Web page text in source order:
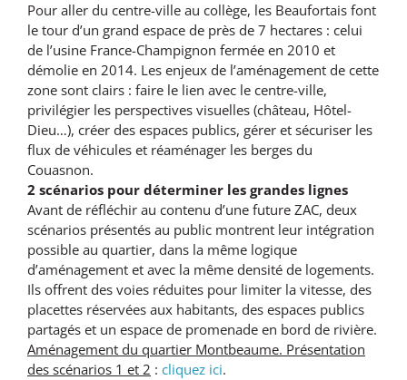
Pour aller du centre-ville au collège, les Beaufortais font
le tour d’un grand espace de près de 7 hectares : celui
de l’usine France-Champignon fermée en 2010 et
démolie en 2014. Les enjeux de l’aménagement de cette
zone sont clairs : faire le lien avec le centre-ville,
privilégier les perspectives visuelles (château, Hôtel-
Dieu…), créer des espaces publics, gérer et sécuriser les
flux de véhicules et réaménager les berges du
Couasnon.
2 scénarios pour déterminer les grandes lignes
Avant de réfléchir au contenu d’une future ZAC, deux
scénarios présentés au public montrent leur intégration
possible au quartier, dans la même logique
d’aménagement et avec la même densité de logements.
Ils offrent des voies réduites pour limiter la vitesse, des
placettes réservées aux habitants, des espaces publics
partagés et un espace de promenade en bord de rivière.
Aménagement du quartier Montbeaume. Présentation
des scénarios 1 et 2 : cliquez ici.